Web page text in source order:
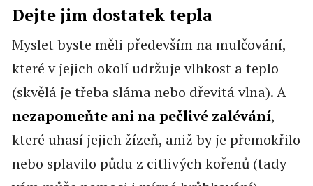
Dejte jim dostatek tepla
Myslet byste měli především na mulčování,
které v jejich okolí udržuje vlhkost a teplo
(skvělá je třeba sláma nebo dřevitá vlna). A
nezapomeňte ani na pečlivé zalévání,
které uhasí jejich žízeň, aniž by je přemokřilo
nebo splavilo půdu z citlivých kořenů (tady